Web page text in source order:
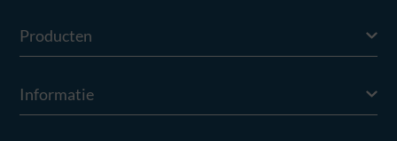
Producten
Informatie